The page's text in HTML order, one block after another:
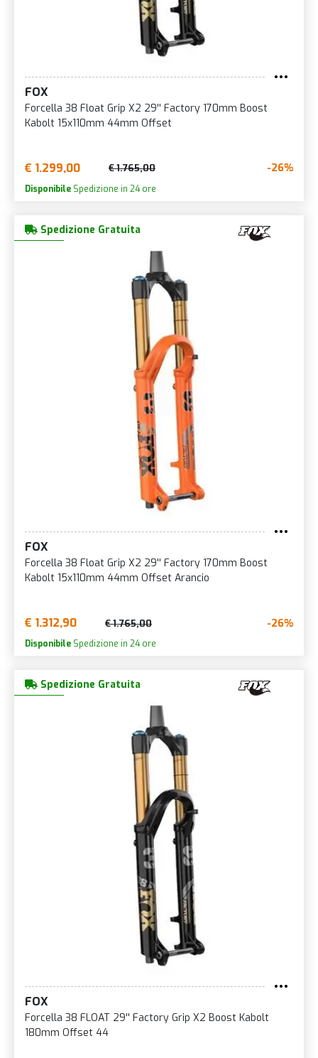
FOX
Forcella 38 Float Grip X2 29'' Factory 170mm Boost
Kabolt 15x110mm 44mm Offset
€ 1.299,00 € 1.765,00 -26%
Disponibile Spedizione in 24 ore
Spedizione Gratuita
FOX
Forcella 38 Float Grip X2 29'' Factory 170mm Boost
Kabolt 15x110mm 44mm Offset Arancio
€ 1.312,90 € 1.765,00 -26%
Disponibile Spedizione in 24 ore
Spedizione Gratuita
FOX
Forcella 38 FLOAT 29'' Factory Grip X2 Boost Kabolt
180mm Offset 44